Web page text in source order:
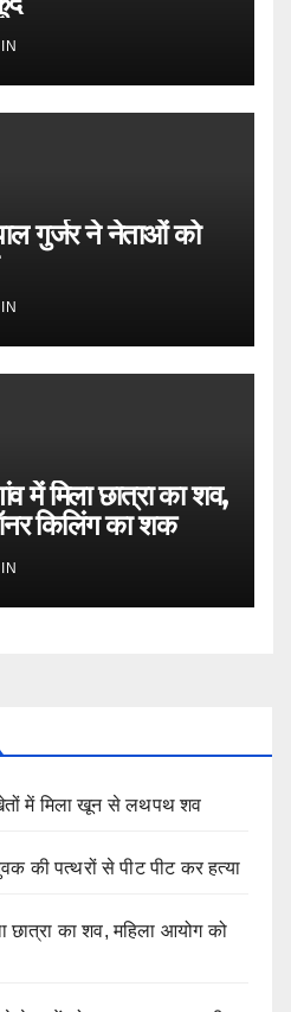
गुर्जर ने नेताओं को
में मिला छात्रा का शव,
किलिंग का शक
में मिला खून से लथपथ शव
की पत्थरों से पीट पीट कर हत्या
छात्रा का शव, महिला आयोग को